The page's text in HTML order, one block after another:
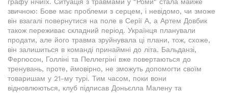
звичною: Бове має проблеми з серцем, і невідомо, чи зможе
він взагалі повернутися на поле в Серії А, а Артем Довбик
також переживає складний період. Українця планували
продати, але його травма зруйнувала ці плани, тож, схоже,
він залишиться в команді принаймні до літа. Бальданзі,
Фергюсон, Голліні та Пеллегріні вже повертаються до
тренувань, проте, ймовірно, не зможуть допомогти своїм
товаришам у 21-му турі. Тим часом, поки вони
відновлюються, клуб підписав Доньєлла Малену та